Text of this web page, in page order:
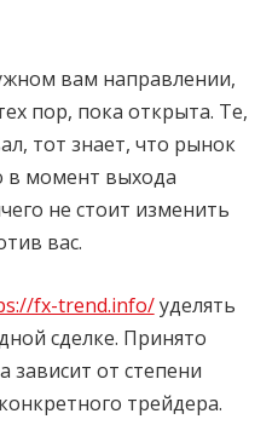
вам направлении,
пор, пока открыта. Те,
тот знает, что рынок
в момент выхода
не стоит изменить
вас.
fx-trend.info/уделять
сделке. Принято
зависит от степени
трейдера.